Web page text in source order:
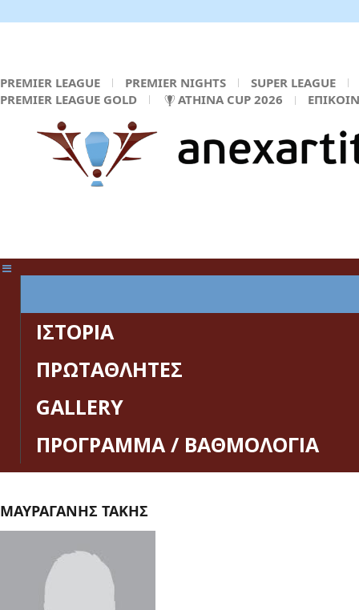
PREMIER LEAGUE PREMIER NIGHTS
SUPER LEAGUE
PREMIER LEAGUE GOLD
ATHINA CUP 2026
ΙΣΤΟΡΙΑ
ΠΡΩΤΑΘΛΗΤΕΣ
GALLERY
ΠΡΟΓΡΑΜΜΑ / ΒΑΘΜΟΛΟΓΙΑ
ΜΑΥΡΑΓΑΝΗΣ ΤΑΚΗΣ